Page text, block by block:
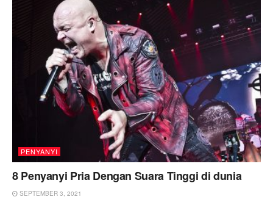
PENYANYI
8 Penyanyi Pria Dengan Suara Tinggi di dunia
SEPTEMBER 3, 2021